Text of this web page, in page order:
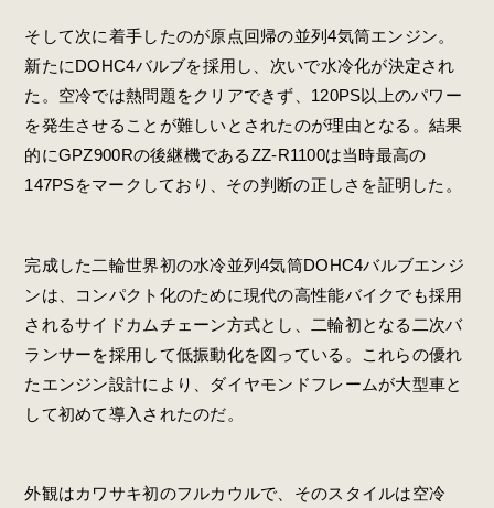
そして次に着手したのが原点回帰の並列4気筒エンジン。
新たにDOHC4バルブを採用し、次いで水冷化が決定され
た。空冷では熱問題をクリアできず、120PS以上のパワー
を発生させることが難しいとされたのが理由となる。結果
的にGPZ900Rの後継機であるZZ-R1100は当時最高の
147PSをマークしており、その判断の正しさを証明した。
完成した二輪世界初の水冷並列4気筒DOHC4バルブエンジ
ンは、コンパクト化のために現代の高性能バイクでも採用
されるサイドカムチェーン方式とし、二輪初となる二次バ
ランサーを採用して低振動化を図っている。これらの優れ
たエンジン設計により、ダイヤモンドフレームが大型車と
して初めて導入されたのだ。
外観はカワサキ初のフルカウルで、そのスタイルは空冷